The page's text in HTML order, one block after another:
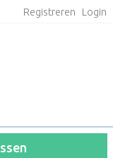
Registreren Login